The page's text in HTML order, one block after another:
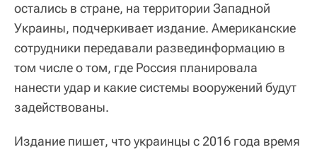
остались в стране, на территории Западной
Украины, подчеркивает издание. Американские
сотрудники передавали развединформацию в
том числе о том, где Россия планировала
нанести удар и какие системы вооружений будут
задействованы.
Издание пишет, что украинцы с 2016 года время